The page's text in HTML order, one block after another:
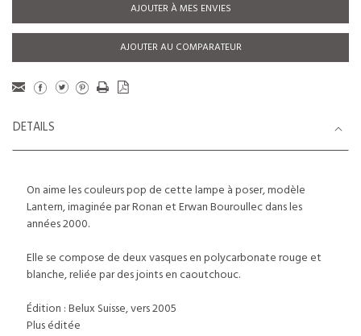
AJOUTER À MES ENVIES
AJOUTER AU COMPARATEUR
DETAILS
On aime les couleurs pop de cette lampe à poser, modèle
Lantern, imaginée par Ronan et Erwan Bouroullec dans les
années 2000.
Elle se compose de deux vasques en polycarbonate rouge et
blanche, reliée par des joints en caoutchouc.
Édition : Belux Suisse, vers 2005
Plus éditée